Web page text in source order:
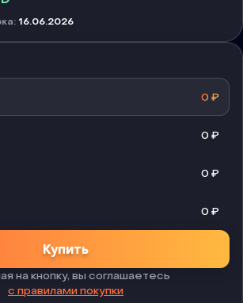
: 16.06.2026
0₽
0₽
0₽
0₽
Купить
на кнопку, вы соглашаетесь
с правилами покупки